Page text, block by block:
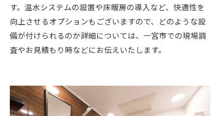
す。温水システムの設置や床暖房の導入など、快適性を
向上させるオプションもございますので、どのような設
備が付けられるのか詳細については、一宮市での現場調
査やお見積もり時などにお伝えいたします。